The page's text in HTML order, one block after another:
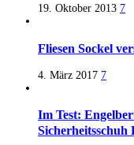
19. Oktober 2013 7
Fliesen Sockel
4. März 2017 7
Im Test:
Sicherheitsschuh